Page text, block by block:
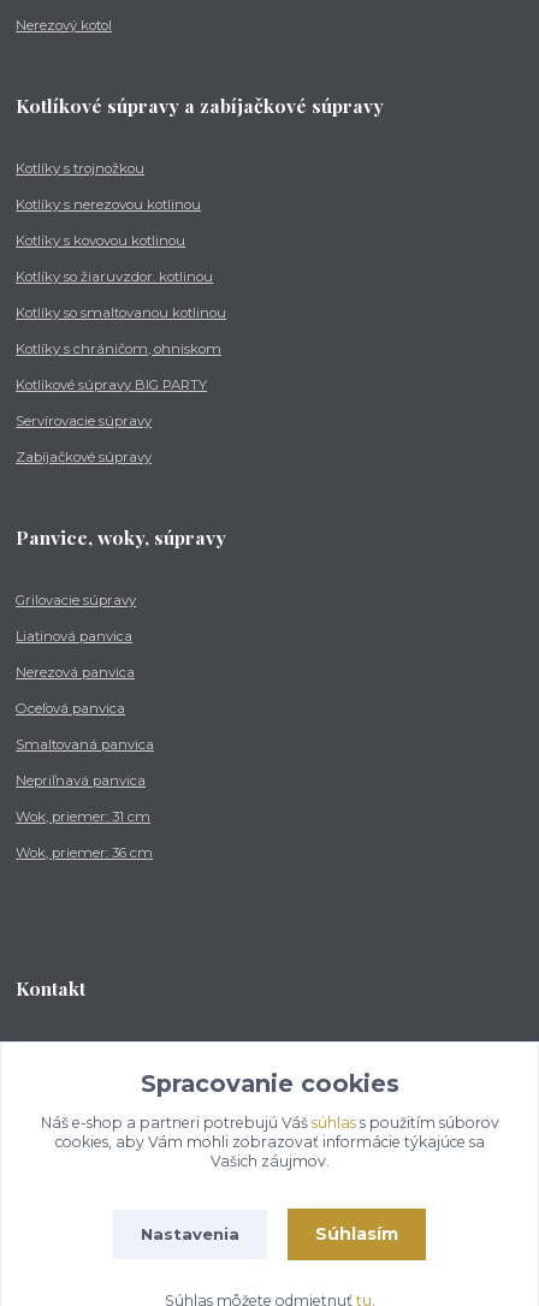
Nerezový kotol
Kotlíkové súpravy a zabíjačkové súpravy
Kotlíky s trojnožkou
Kotlíky s nerezovou kotlinou
Kotlíky s kovovou kotlinou
Kotlíky so žiaruvzdor. kotlinou
Kotlíky so smaltovanou kotlinou
Kotlíky s chráničom, ohniskom
Kotlíkové súpravy BIG PARTY
Servírovacie súpravy
Zabíjačkové súpravy
Panvice, woky, súpravy
Grilovacie súpravy
Liatinová panvica
Nerezová panvica
Oceľová panvica
Smaltovaná panvica
Nepriľnavá panvica
Wok, priemer: 31 cm
Wok, priemer: 36 cm
Kontakt
od 8:00 - do 16:00 hod
info@kotlikovesupravy.sk
Spracovanie cookies
Náš e-shop a partneri potrebujú Váš súhlass použitím súborov
cookies, aby Vám mohli zobrazovať informácie týkajúce sa
Vašich záujmov.
Nastavenia Súhlasím
Súhlas môžete odmietnuť tu